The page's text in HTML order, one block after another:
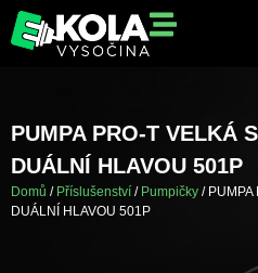
PUMPA PRO-T VELKÁ
DUÁLNÍ HLAVOU 501P
Domů / Příslušenství / Pumpičky / PUMPA
DUÁLNÍ HLAVOU 501P